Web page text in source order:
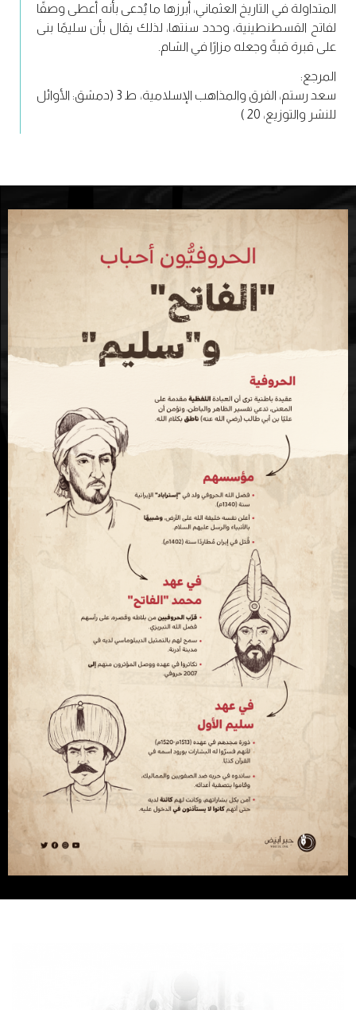
المتداولة في التاريخ العثماني، أبرزها ما يُدعى بأنه أعطى وصفًا
لفاتح القسطنطينية، وحدد سنتها، لذلك يقال بأن سليمًا بنى
على قبرة قبةً وجعله مزارًا في الشام.
المرجع:
سعد رستم، الفرق والمذاهب الإسلامية، ط 3 (دمشق: الأوائل
للنشر والتوزيع، 20 )